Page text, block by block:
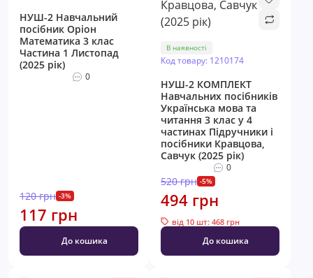
НУШ-2 Навчальний
посібник Оріон
Математика 3 клас
Частина 1 Листопад
(2025 рік)
0
120 грн -3%
117 грн
До кошика
В наявності
Код товару: 1210174
НУШ-2 КОМПЛЕКТ
Навчальних посібників
Українська мова та
читання 3 клас у 4
частинах Пiдручники i
посiбники Кравцова,
Савчук (2025 рік)
0
520 грн -5%
494 грн
від 10 шт: 468 грн
До кошика